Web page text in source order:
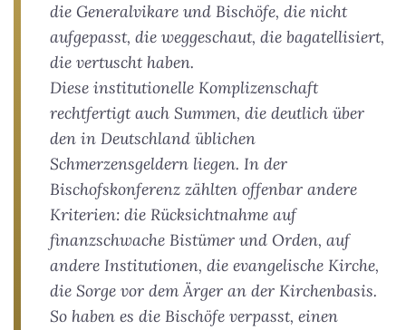
die Generalvikare und Bischöfe, die nicht
aufgepasst, die weggeschaut, die bagatellisiert,
die vertuscht haben.
Diese institutionelle Komplizenschaft
rechtfertigt auch Summen, die deutlich über
den in Deutschland üblichen
Schmerzensgeldern liegen. In der
Bischofskonferenz zählten offenbar andere
Kriterien: die Rücksichtnahme auf
finanzschwache Bistümer und Orden, auf
andere Institutionen, die evangelische Kirche,
die Sorge vor dem Ärger an der Kirchenbasis.
So haben es die Bischöfe verpasst, einen